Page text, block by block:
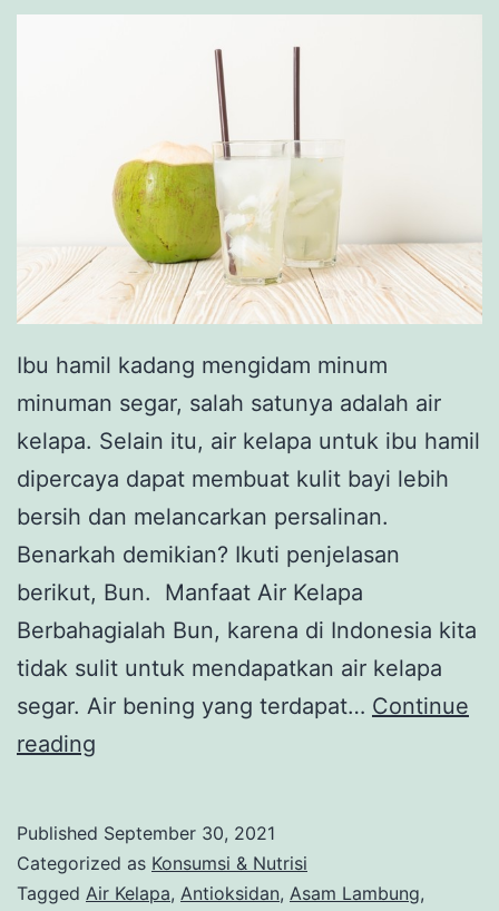
Ibu hamil kadang mengidam minum
minuman segar, salah satunya adalah air
kelapa. Selain itu, air kelapa untuk ibu hamil
dipercaya dapat membuat kulit bayi lebih
bersih dan melancarkan persalinan.
Benarkah demikian? Ikuti penjelasan
berikut, Bun. Manfaat Air Kelapa
Berbahagialah Bun, karena di Indonesia kita
tidak sulit untuk mendapatkan air kelapa
segar. Air bening yang terdapat… Continue
reading
Kelapa
Untuk
Published September 30, 2021
Categorized as Konsumsi & Nutrisi
Tagged Air Kelapa, Antioksidan, Asam Lambung,